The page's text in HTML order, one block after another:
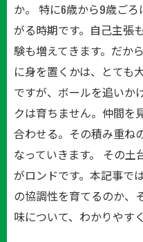
か。 特に6歳から9歳ご
がる時期です。自己主張
験も増えてきます。だか
に身を置くかは、とても
ですが、ボールを追いか
クは育ちません。仲間を
合わせる。その積み重ね
なっていきます。 その土
がロンドです。本記事で
の協調性を育てるのか、
味について、わかりやす